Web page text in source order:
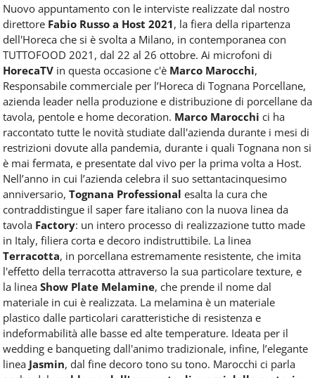
Nuovo appuntamento con le interviste realizzate dal nostro
direttore Fabio Russo a Host 2021, la fiera della ripartenza
dell'Horeca che si è svolta a Milano, in contemporanea con
TUTTOFOOD 2021, dal 22 al 26 ottobre. Ai microfoni di
HorecaTV in questa occasione c'è Marco Marocchi,
Responsabile commerciale per l’Horeca di Tognana Porcellane,
azienda leader nella produzione e distribuzione di porcellane da
tavola, pentole e home decoration. Marco Marocchi ci ha
raccontato tutte le novità studiate dall'azienda durante i mesi di
restrizioni dovute alla pandemia, durante i quali Tognana non si
è mai fermata, e presentate dal vivo per la prima volta a Host.
Nell’anno in cui l’azienda celebra il suo settantacinquesimo
anniversario, Tognana Professional esalta la cura che
contraddistingue il saper fare italiano con la nuova linea da
tavola Factory: un intero processo di realizzazione tutto made
in Italy, filiera corta e decoro indistruttibile. La linea
Terracotta, in porcellana estremamente resistente, che imita
l'effetto della terracotta attraverso la sua particolare texture, e
la linea Show Plate Melamine, che prende il nome dal
materiale in cui è realizzata. La melamina è un materiale
plastico dalle particolari caratteristiche di resistenza e
indeformabilità alle basse ed alte temperature. Ideata per il
wedding e banqueting dall'animo tradizionale, infine, l’elegante
linea Jasmin, dal fine decoro tono su tono. Marocchi ci parla